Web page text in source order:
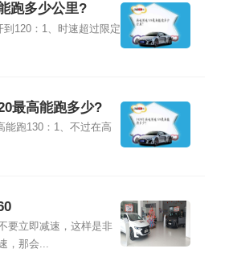
跑多少公里?
120：1、时速超过限定
最高能跑多少?
能跑130：1、不过在高
要立即减速，这样是非
，那会...